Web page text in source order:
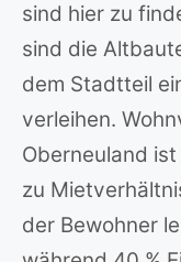
sind hier zu
sind die
dem Stadtteil
verleihen.
Oberneuland
zu
der Bewohner